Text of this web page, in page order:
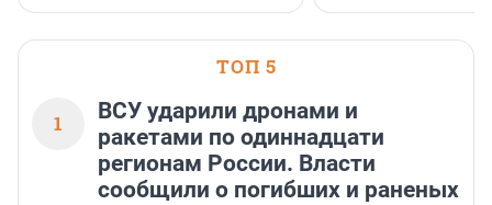
ТОП 5
1
ВСУ ударили дронами и
ракетами по одиннадцати
регионам России. Власти
сообщили о погибших и раненых